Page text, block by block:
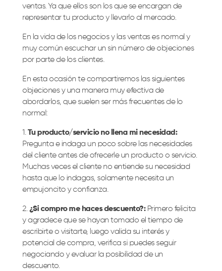
ventas. Ya que ellos son los que se encargan de
representar tu producto y llevarlo al mercado.
En la vida de los negocios y las ventas es normal y
muy común escuchar un sin número de objeciones
por parte de los clientes.
En esta ocasión te compartiremos las siguientes
objeciones y una manera muy efectiva de
abordarlos, que suelen ser más frecuentes de lo
normal:
1️.Tu producto/servicio no llena mi necesidad:
Pregunta e indaga un poco sobre las necesidades
del cliente antes de ofrecerle un producto o servicio.
Muchas veces el cliente no entiende su necesidad
hasta que lo indagas, solamente necesita un
empujoncito y confianza.
2️.¿Si compro me haces descuento?:Primero felicita
y agradece que se hayan tomado el tiempo de
escribirte o visitarte, luego valida su interés y
potencial de compra, verifica si puedes seguir
negociando y evaluar la posibilidad de un
descuento.